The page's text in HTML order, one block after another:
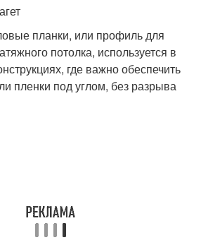
планки, или профиль для
потолка, используется в
где важно обеспечить
пленки под углом, без разрыва